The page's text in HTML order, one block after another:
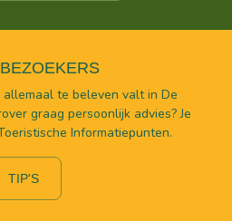
te beleven valt in De
graag persoonlijk advies? Je
Informatiepunten.
TIP'S